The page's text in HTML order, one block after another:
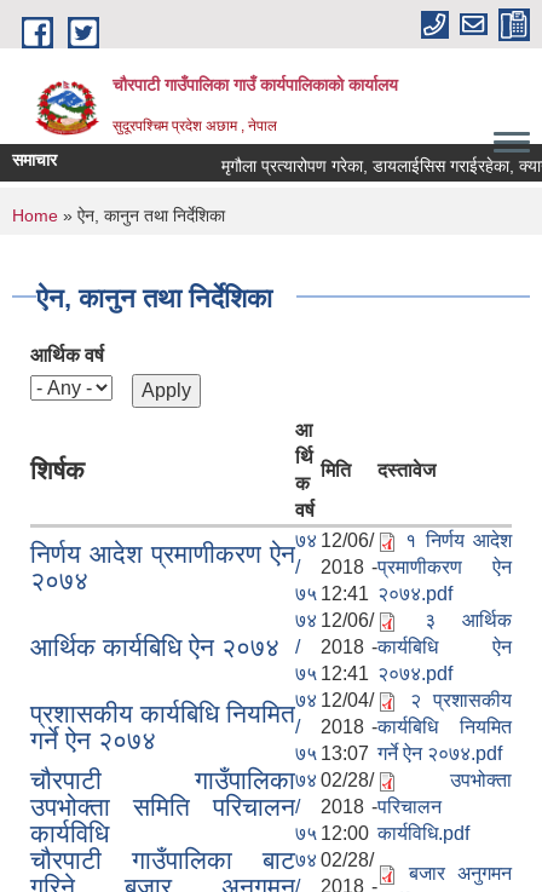
Skip to main content
चौरपाटी गाउँपालिका गाउँ कार्यपालिकाकाे कार्यालय
सुदूरपश्चिम प्रदेश अछाम , नेपाल
समाचार मृगौला प्रत्यारोपण गरेका, डायलाईसिस गराईरहेका,
You are here
Home » ऐन, कानुन तथा निर्देशिका
ऐन, कानुन तथा निर्देशिका
आर्थिक वर्ष
शिर्षक
आ
र्थि
क
वर्ष
मिति दस्तावेज
निर्णय आदेश प्रमाणीकरण ऐन
२०७४
७४
/
७५
12/06/
2018 -
12:41
१ निर्णय आदेश
प्रमाणीकरण ऐन
२०७४.pdf
आर्थिक कार्यबिधि ऐन २०७४
७४
/
७५
12/06/
2018 -
12:41
३ आर्थिक
कार्यबिधि ऐन
२०७४.pdf
प्रशासकीय कार्यबिधि नियमित
गर्ने ऐन २०७४
७४
/
७५
12/04/
2018 -
13:07
२ प्रशासकीय
कार्यबिधि नियमित
गर्ने ऐन २०७४.pdf
चौरपाटी गाउँपालिका
उपभोक्ता समिति परिचालन
कार्यविधि
७४
/
७५
02/28/
2018 -
12:00
उपभोक्ता
परिचालन
कार्यविधि.pdf
चौरपाटी गाउँपालिका बाट७४
/
02/28/
2018 -
बजार अनुगमन